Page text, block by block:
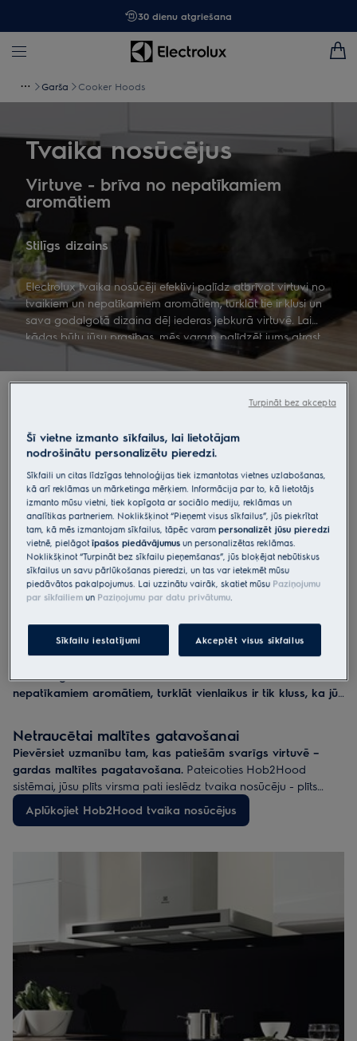
30 dienu atgriešana
Garša Cooker Hoods
Tvaika nosūcējus
Virtuve - brīva no nepatīkamiem
aromātiem
Stilīgs dizains
Electrolux tvaika nosūcēji efektīvi palīdz atbrīvot virtuvi no
tvaikiem un nepatīkamiem aromātiem, turklāt tie ir klusi un
sava godalgotā dizaina dēļ iederas jebkurā virtuvē. Lai
kādas būtu jūsu prasības, mēs varam palīdzēt jums atrast
vispiemērotāko tvaika nosūcēju un radīt virtuvi, kurā jūs
labprāt pavadīsiet laiku.
Veltiet visu uzmanību ēst gatavošanai
Atrodiet tvaika nosūcēju, kas ir pietiekami jaudīgs, lai
nepatīkamiem aromātiem, turklāt vienlaikus ir tik kluss, ka jūs
čukstu.
Netraucētai maltītes gatavošanai
Pievērsiet uzmanību tam, kas patiešām svarīgs virtuvē –
gardas maltītes pagatavošana. Pateicoties Hob2Hood
sistēmai, jūsu plīts virsma pati ieslēdz tvaika nosūcēju - plīts
iestatījumi un tvaika nosūcēja ventilatora ātrums tiek automātiski
regulēts atbilstoši tam, kā gatavojat. Jūs varat vārīt, cept un
Aplūkojiet Hob2Hood tvaika nosūcējus
Šī vietne izmanto sīkfailus, lai lietotājam
nodrošinātu personalizētu pieredzi.
Sīkfaili un citas līdzīgas tehnoloģijas tiek izmantotas vietnes uzlabošanas,
kā arī reklāmas un mārketinga mērķiem. Informācija par to, kā lietotājs
izmanto mūsu vietni, tiek kopīgota ar sociālo mediju, reklāmas un
analītikas partneriem. Noklikšķinot “Pieņemt visus sīkfailus”, jūs piekrītat
tam, kā mēs izmantojam sīkfailus, tāpēc varampersonalizēt jūsu pieredzi
vietnē, pielāgotīpašos piedāvājumus un personalizētas reklāmas.
Noklikšķinot “Turpināt bez sīkfailu pieņemšanas”, jūs bloķējat nebūtiskus
sīkfailus un savu pārlūkošanas pieredzi, un tas var ietekmēt mūsu
piedāvātos pakalpojumus. Lai uzzinātu vairāk, skatiet mūsu Paziņojumu
par sīkfailiem un Paziņojumu par datu privātumu.
Sīkfailu iestatījumi Akceptēt visus sīkfailus
Turpināt bez akcepta